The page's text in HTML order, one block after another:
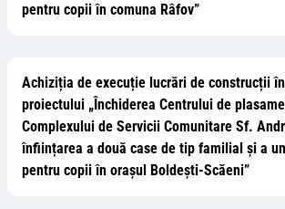
pentru copii în comuna Râfov”
Achiziția de execuție lucrări de construcții
proiectului „Închiderea Centrului de
Complexului de Servicii Comunitare Sf.
înființarea a două case de tip familial și a
pentru copii în orașul Boldești-Scăeni”